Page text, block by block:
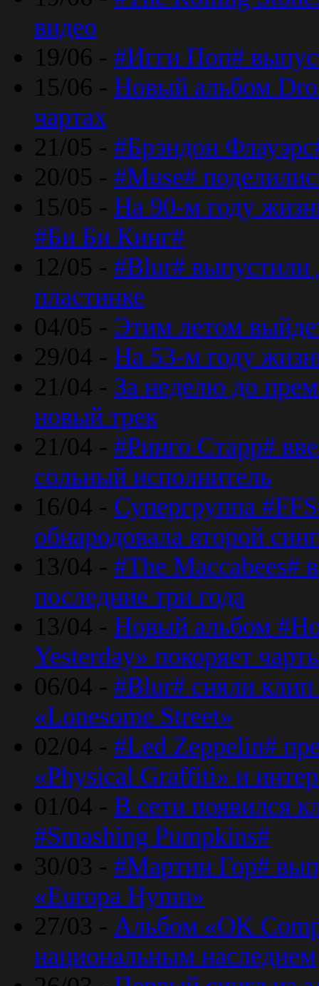
видео
19/06 - #Игги Поп#
15/06 - Новый альбом
чартах
21/05 - #Брэндон
20/05 - #Muse#
15/05 - На 90-м году
#Би Би Кинг#
12/05 - #Blur# выпустили
пластинке
04/05 - Этим летом
29/04 - На 53-м году
21/04 - За неделю до
новый трек
21/04 - #Ринго Старр#
сольный исполнитель
16/04 - Супергруппа
обнародовала второй
13/04 - #The Maccabees#
последние три года
13/04 - Новый альбом
Yesterday» покоряет
06/04 - #Blur# сняли клип
«Lonesome Street»
02/04 - #Led Zeppelin#
«Physical Graffiti» и
01/04 - В сети появился
#Smashing Pumpkins#
30/03 - #Мартин Гор#
«Europa Hymn»
27/03 - Альбом «OK
национальным наследием